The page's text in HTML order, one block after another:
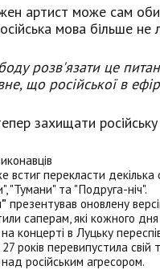
артист може сам
мова більше не
розв'язати це
що російської в
захищати
встиг перекласти
"Тумани" та "Подруга-ніч".
презентував оновлену
саперам, які кожного
на концерті в Луцьку
років перевипустила свій
російським агресором.